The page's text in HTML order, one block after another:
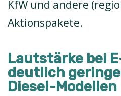
KfW und andere
Aktionspakete.
Lautstärke bei
deutlich
Diesel-Modellen